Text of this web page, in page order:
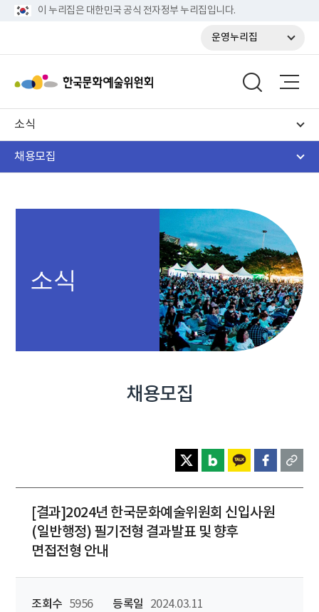
이 누리집은 대한민국 공식 전자정부 누리집입니다.
운영누리집
소식
채용모집
소식
채용모집
[결과]2024년 한국문화예술위원회 신입사원
(일반행정) 필기전형 결과발표 및 향후
면접전형 안내
조회수 5956 등록일 2024.03.11